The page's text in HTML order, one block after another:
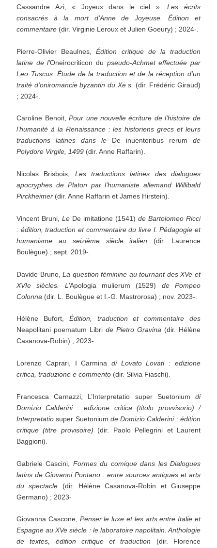
Cassandre Azi, « Joyeux dans le ciel ».Les écrits
consacrés à la mort d’Anne de Joyeuse. Édition et
commentaire (dir. Virginie Leroux et Julien Goeury) ; 2024-.
Pierre-Olivier Beaulnes,Édition critique de la traduction
latine de l’Oneirocriticon du pseudo-Achmet effectuée par
Leo Tuscus. Étude de la traduction et de la réception d’un
traité d’oniromancie byzantin du Xe s.
(dir. Frédéric Giraud)
; 2024-.
Caroline Benoit,Pour une nouvelle écriture de l’histoire de
l’humanité à la Renaissance : les historiens grecs et leurs
traductions latines dans le De inuentoribus rerum de
Polydore Virgile, 1499 (dir. Anne Raffarin).
Nicolas Brisbois, Les traductions latines des dialogues
apocryphes de Platon par l’humaniste allemand Willibald
Pirckheimer (dir. Anne Raffarin et James Hirstein).
Vincent Bruni,Le De imitatione (1541) de Bartolomeo Ricci
: édition, traduction et commentaire du livre I. Pédagogie et
humanisme au seizième siècle italien (dir. Laurence
Boulègue) ; sept. 2019-.
Davide Bruno, La question féminine au tournant des XVe et
XVIe siècles.
L’Apologia mulierum (1529) de Pompeo
Colonna (dir. L. Boulègue et I.-G. Mastrorosa) ; nov. 2023-.
Hélène Bufort, Édition, traduction et commentaire des
Neapolitani poematum Libride Pietro Gravina (dir. Hélène
Casanova-Robin) ; 2023-.
Lorenzo Caprari, I Carmina di Lovato Lovati : edizione
critica, traduzione e commento (dir. Silvia Fiaschi).
Francesca Carnazzi, L’Interpretatio super Suetonium di
Domizio Calderini : edizione critica (titolo provvisorio) /
Interpretatio super Suetonium de Domizio Calderini : édition
critique (titre provisoire) (dir. Paolo Pellegrini et Laurent
Baggioni).
Gabriele Cascini, Formes du comique dans les Dialogues
latins de Giovanni Pontano : entre sources antiques et arts
du spectacle (dir. Hélène Casanova-Robin et Giuseppe
Germano) ; 2023-
Giovanna Cascone, Penser le luxe et les arts entre Italie et
Espagne au XVe siècle : le laboratoire napolitain. Anthologie
de textes, édition critique et traduction (dir. Florence